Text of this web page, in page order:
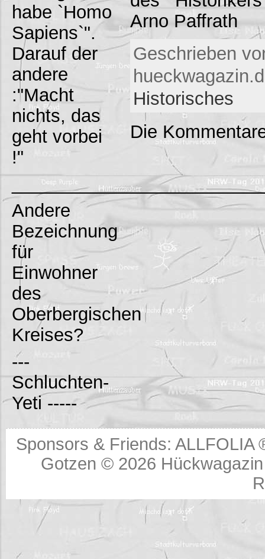
habe `Homo
Sapiens`".
Darauf der
andere
:"Macht
nichts, das
geht vorbei
!"
Andere
Bezeichnung
für
Einwohner
des
Oberbergischen
Kreises?
---
Schluchten-
Yeti -----
Arno Paffrath
Geschrieben
Historisches
Die
Sponsors & Friends:ALLFOLIA
Gotzen © 2026